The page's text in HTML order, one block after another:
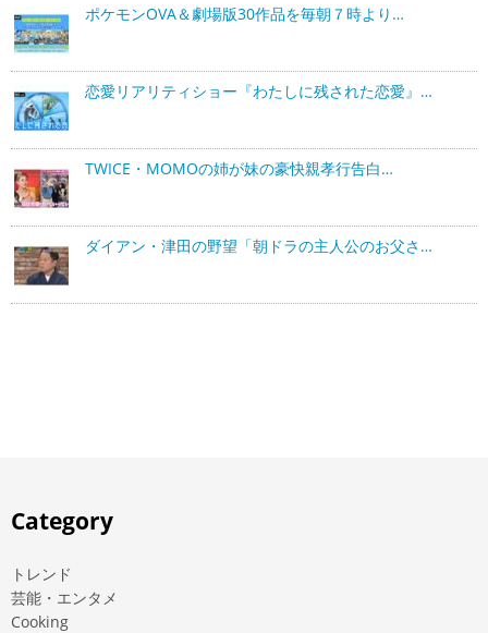
ポケモンOVA＆劇場版30作品を毎朝７時より…
恋愛リアリティショー『わたしに残された恋愛』…
TWICE・MOMOの姉が妹の豪快親孝行告白…
ダイアン・津田の野望「朝ドラの主人公のお父さ…
Category
トレンド
芸能・エンタメ
Cooking